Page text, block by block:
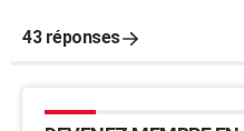
43 réponses